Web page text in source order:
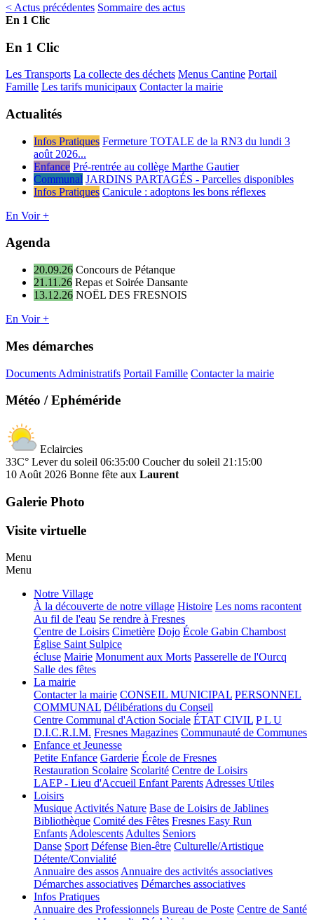
< Actus précédentes Sommaire des actus
En 1 Clic
En 1 Clic
Les Transports La collecte des déchets Menus Cantine Portail
Famille Les tarifs municipaux Contacter la mairie
Actualités
Infos Pratiques Fermeture TOTALE de la RN3 du lundi 3
août 2026...
Enfance Pré-rentrée au collège Marthe Gautier
Communal JARDINS PARTAGÉS - Parcelles disponibles
Infos Pratiques Canicule : adoptons les bons réflexes
En Voir +
Agenda
20.09.26 Concours de Pétanque
21.11.26 Repas et Soirée Dansante
13.12.26 NOËL DES FRESNOIS
En Voir +
Mes démarches
Documents Administratifs Portail Famille Contacter la mairie
Météo / Ephéméride
Eclaircies
33C° Lever du soleil 06:35:00 Coucher du soleil 21:15:00
10 Août 2026 Bonne fête aux Laurent
Galerie Photo
Visite virtuelle
Menu
Menu
Notre Village
À la découverte de notre village Histoire Les noms racontent
Au fil de l'eau Se rendre à Fresnes
Centre de Loisirs Cimetière Dojo École Gabin Chambost
Église Saint Sulpice
écluse Mairie Monument aux Morts Passerelle de l'Ourcq
Salle des fêtes
La mairie
Contacter la mairie CONSEIL MUNICIPAL PERSONNEL
COMMUNAL Délibérations du Conseil
Centre Communal d'Action Sociale ÉTAT CIVIL P L U
D.I.C.R.I.M. Fresnes Magazines Communauté de Communes
Enfance et Jeunesse
Petite Enfance Garderie École de Fresnes
Restauration Scolaire Scolarité Centre de Loisirs
LAEP - Lieu d'Accueil Enfant Parents Adresses Utiles
Loisirs
Musique Activités Nature Base de Loisirs de Jablines
Bibliothèque Comité des Fêtes Fresnes Easy Run
Enfants Adolescents Adultes Seniors
Danse Sport Défense Bien-être Culturelle/Artistique
Détente/Convialité
Annuaire des assos Annuaire des activités associatives
Démarches associatives Démarches associatives
Infos Pratiques
Annuaire des Professionnels Bureau de Poste Centre de Santé